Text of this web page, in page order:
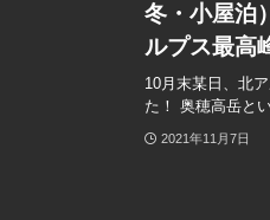
冬・小屋泊
ルプス最高
10月末某日、北
た！ 奥穂高岳と
2021年11月7日